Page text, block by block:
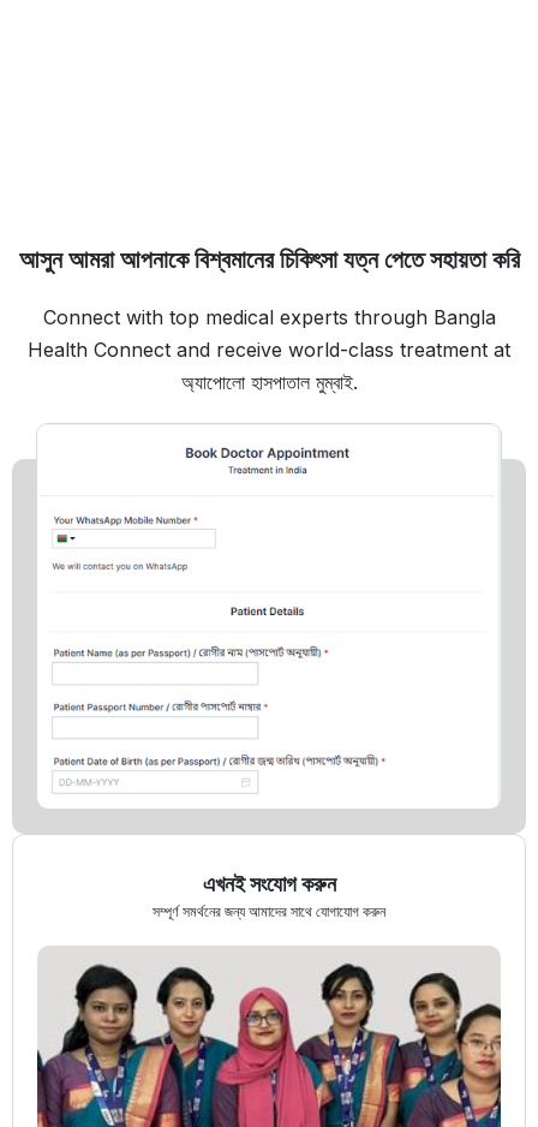
আসুন আমরা আপনাকে বিশ্বমানের চিকিৎসা যত্ন পেতে সহায়তা করি
Connect with top medical experts through Bangla
Health Connect and receive world-class treatment at
অ্যাপোলো হাসপাতাল মুম্বাই.
এখনই সংযোগ করুন
সম্পূর্ণ সমর্থনের জন্য আমাদের সাথে যোগাযোগ করুন